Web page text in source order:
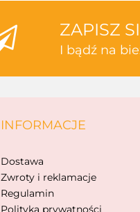
ZAPISZ
I bądź na
INFORMACJE
Dostawa
Zwroty i reklamacje
Regulamin
Polityka prywatności